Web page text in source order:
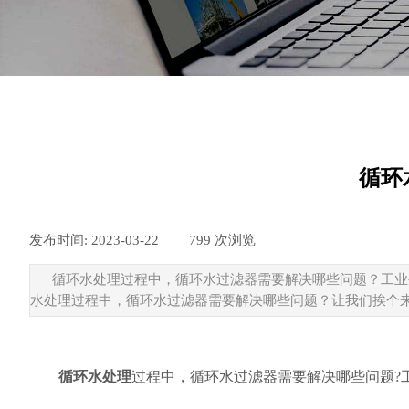
循环
发布时间: 2023-03-22 799 次浏览
循环水处理过程中，循环水过滤器需要解决哪些问题？工
水处理过程中，循环水过滤器需要解决哪些问题？让我们挨个
循环水处理过程中，循环水过滤器需要解决哪些问题